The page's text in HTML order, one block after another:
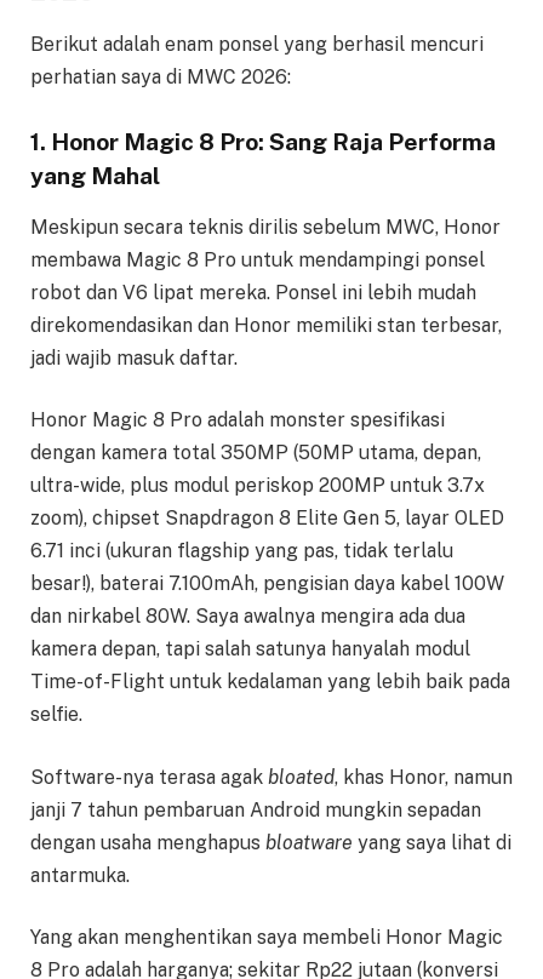
Berikut adalah enam ponsel yang berhasil mencuri
perhatian saya di MWC 2026:
1. Honor Magic 8 Pro: Sang Raja Performa
yang Mahal
Meskipun secara teknis dirilis sebelum MWC, Honor
membawa Magic 8 Pro untuk mendampingi ponsel
robot dan V6 lipat mereka. Ponsel ini lebih mudah
direkomendasikan dan Honor memiliki stan terbesar,
jadi wajib masuk daftar.
Honor Magic 8 Pro adalah monster spesifikasi
dengan kamera total 350MP (50MP utama, depan,
ultra-wide, plus modul periskop 200MP untuk 3.7x
zoom), chipset Snapdragon 8 Elite Gen 5, layar OLED
6.71 inci (ukuran flagship yang pas, tidak terlalu
besar!), baterai 7.100mAh, pengisian daya kabel 100W
dan nirkabel 80W. Saya awalnya mengira ada dua
kamera depan, tapi salah satunya hanyalah modul
Time-of-Flight untuk kedalaman yang lebih baik pada
selfie.
Software-nya terasa agak bloated, khas Honor, namun
janji 7 tahun pembaruan Android mungkin sepadan
dengan usaha menghapus bloatware yang saya lihat di
antarmuka.
Yang akan menghentikan saya membeli Honor Magic
8 Pro adalah harganya; sekitar Rp22 jutaan (konversi